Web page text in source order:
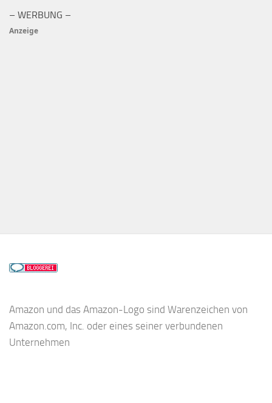
– WERBUNG –
Anzeige
Amazon und das Amazon-Logo sind Warenzeichen von
Amazon.com, Inc. oder eines seiner verbundenen
Unternehmen